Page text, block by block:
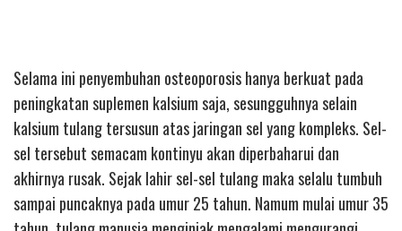
Selama ini penyembuhan osteoporosis hanya berkuat pada
peningkatan suplemen kalsium saja, sesungguhnya selain
kalsium tulang tersusun atas jaringan sel yang kompleks. Sel-
sel tersebut semacam kontinyu akan diperbaharui dan
akhirnya rusak. Sejak lahir sel-sel tulang maka selalu tumbuh
sampai puncaknya pada umur 25 tahun. Namum mulai umur 35